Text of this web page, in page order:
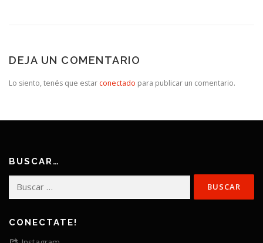
DEJA UN COMENTARIO
Lo siento, tenés que estar conectado para publicar un comentario.
BUSCAR…
CONECTATE!